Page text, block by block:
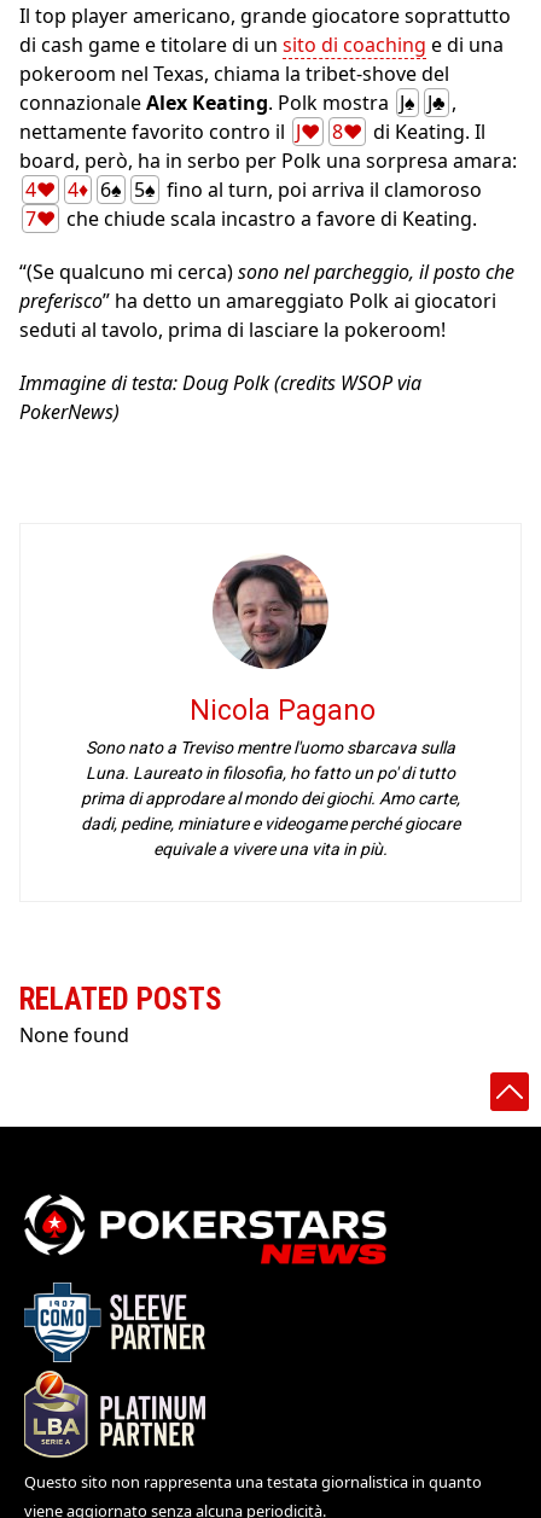
Il top player americano, grande giocatore soprattutto
di cash game e titolare di un sito di coaching e di una
pokeroom nel Texas, chiama la tribet-shove del
connazionaleAlex Keating. Polk mostra J♠ J♣ ,
nettamente favorito contro il J♥ 8♥ di Keating. Il
board, però, ha in serbo per Polk una sorpresa amara:
4♥ 4♦ 6♠ 5♠ fino al turn, poi arriva il clamoroso
7♥ che chiude scala incastro a favore di Keating.
“(Se qualcuno mi cerca)sono nel parcheggio, il posto che
preferisco” ha detto un amareggiato Polk ai giocatori
seduti al tavolo, prima di lasciare la pokeroom!
Immagine di testa: Doug Polk (credits WSOP via
PokerNews)
Nicola Pagano
Sono nato a Treviso mentre l'uomo sbarcava sulla
Luna. Laureato in filosofia, ho fatto un po' di tutto
prima di approdare al mondo dei giochi. Amo carte,
dadi, pedine, miniature e videogame perché giocare
equivale a vivere una vita in più.
RELATED POSTS
None found
Questo sito non rappresenta una testata giornalistica in quanto
viene aggiornato senza alcuna periodicità.